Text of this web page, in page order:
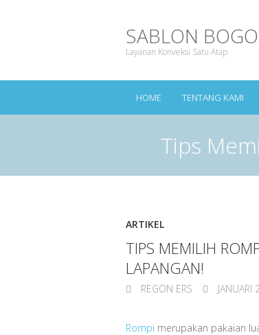
SABLON
Layanan Konveksi Satu Atap
HOME TENTANG KAMI
Tips
ARTIKEL
TIPS MEMILIH
LAPANGAN!
REGON ERS JANUARI
Rompi merupakan pakaian